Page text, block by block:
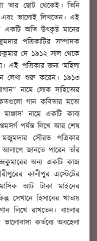
তার ছোট থেকেই। তিনি
এবং ভালোই লিখতেন। এই
অতি উত্কৃষ্ট মানের
পত্রিকাটির সম্পাদক
দে ১৯১২ সাল থেকে
এই পত্রিকার জন্য ‘মহিলা
লেখা শুরু করেন। ১৯১৩
নামে লোক সাহিত্যের
কতগুলো গান কবিতার মতো
নামে একটি কাব্য
পর্যন্ত লিখে আর শেষ
সৌরভ পত্রিকার
জানতে পারেন তাঁর
অন্য একটি কাজ
কালীপুর এস্টেটের
আট টাকা মাইনের
সেখানে হিসাবের খাতায়
লিখে রাখতেন। বাংলার
কর্তব্যে অবহেলা